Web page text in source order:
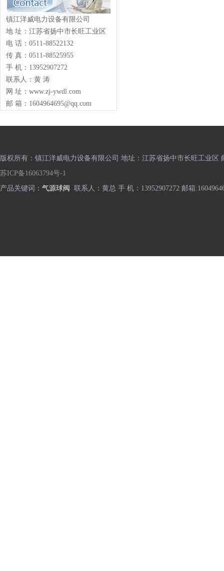
镇江洋威电力设备有限公司
地 址：江苏省扬中市长旺工业区
电 话：0511-88522132
传 真：0511-88525955
手 机：13952907272
联系人：黄 涛
网 址：www.zj-ywdl.com
邮 箱：1604964695@qq.com
版权所有：镇江洋威电力设备有限公司 地址：江苏省扬中市长旺工业区
苏ICP备16063794号-1
产品关键词： 气源球阀 联系人：黄总 手 机：13952907272 邮箱